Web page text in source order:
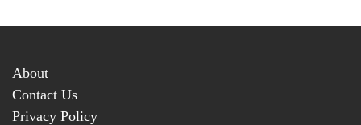
About
Contact Us
Privacy Policy